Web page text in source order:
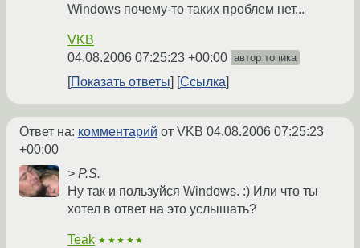
Windows почему-то таких проблем нет...
VKB
04.08.2006 07:25:23 +00:00 автор топика
Показать ответы Ссылка
Ответ на: комментарий от VKB 04.08.2006 07:25:23
+00:00
> P.S.
Ну так и пользуйся Windows. :) Или что ты
хотел в ответ на это услышать?
Teak ★★★★★